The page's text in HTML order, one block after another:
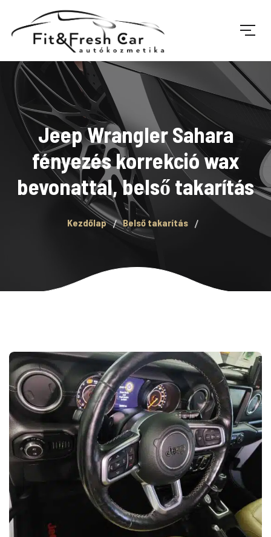
Jeep Wrangler Sahara
fényezés korrekció wax
bevonattal, belső takarítás
Kezdőlap Belső takarítás